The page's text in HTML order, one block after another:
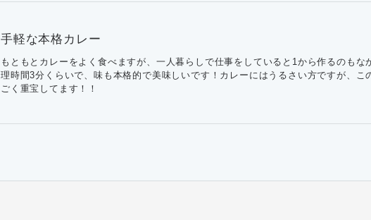
手軽な本格カレー
もともとカレーをよく食べますが、一人暮らしで仕事をしていると1から作るのも
理時間3分くらいで、味も本格的で美味しいです！カレーにはうるさい方ですが、
ごく重宝してます！！